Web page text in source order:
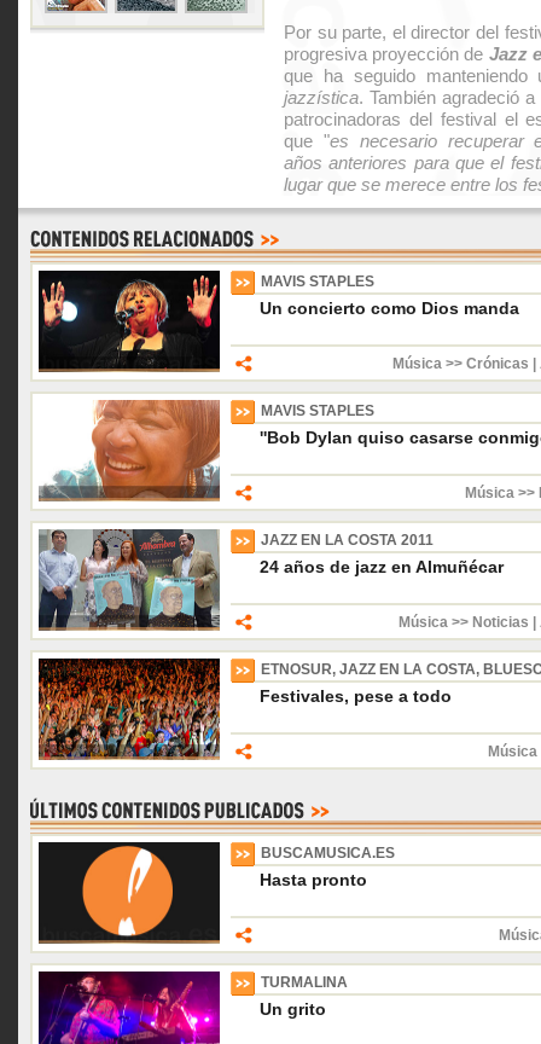
Por su parte, el director del
progresiva proyección de Jazz
que ha seguido manteniendo
jazzística. También agradeció
patrocinadoras del festival el
que "es necesario recuperar
años anteriores para que el
lugar que se merece entre los
MAVIS STAPLES
Un concierto como Dios manda
Música >> Crónicas
MAVIS STAPLES
''Bob Dylan quiso casarse
Música
JAZZ EN LA COSTA 2011
24 años de jazz en Almuñécar
Música >> Noticias
ETNOSUR, JAZZ EN LA COSTA,
Festivales, pese a todo
BUSCAMUSICA.ES
Hasta pronto
TURMALINA
Un grito